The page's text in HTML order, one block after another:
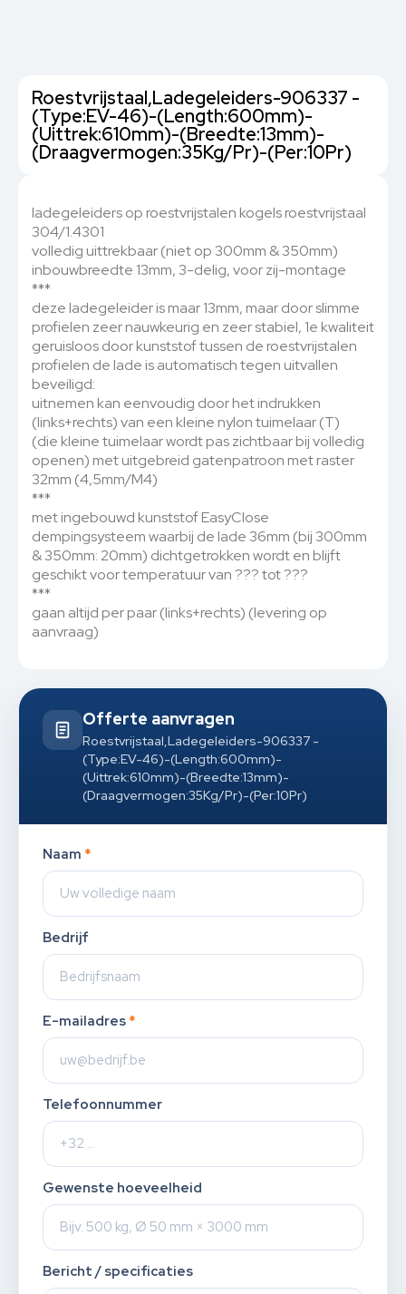
Roestvrijstaal,Ladegeleiders-906337 -
(Type:EV-46)-(Length:600mm)-
(Uittrek:610mm)-(Breedte:13mm)-
(Draagvermogen:35Kg/Pr)-(Per:10Pr)
ladegeleiders op roestvrijstalen kogels roestvrijstaal
304/1.4301
volledig uittrekbaar (niet op 300mm & 350mm)
inbouwbreedte 13mm, 3-delig, voor zij-montage
***
deze ladegeleider is maar 13mm, maar door slimme
profielen zeer nauwkeurig en zeer stabiel, 1e kwaliteit
geruisloos door kunststof tussen de roestvrijstalen
profielen de lade is automatisch tegen uitvallen
beveiligd:
uitnemen kan eenvoudig door het indrukken
(links+rechts) van een kleine nylon tuimelaar (T)
(die kleine tuimelaar wordt pas zichtbaar bij volledig
openen) met uitgebreid gatenpatroon met raster
32mm (4,5mm/M4)
***
met ingebouwd kunststof EasyClose
dempingsysteem waarbij de lade 36mm (bij 300mm
& 350mm: 20mm) dichtgetrokken wordt en blijft
geschikt voor temperatuur van ??? tot ???
***
gaan altijd per paar (links+rechts) (levering op
aanvraag)
Offerte aanvragen
Roestvrijstaal,Ladegeleiders-906337 -
(Type:EV-46)-(Length:600mm)-
(Uittrek:610mm)-(Breedte:13mm)-
(Draagvermogen:35Kg/Pr)-(Per:10Pr)
Naam *
Bedrijf
E-mailadres *
Telefoonnummer
Gewenste hoeveelheid
Bericht / specificaties